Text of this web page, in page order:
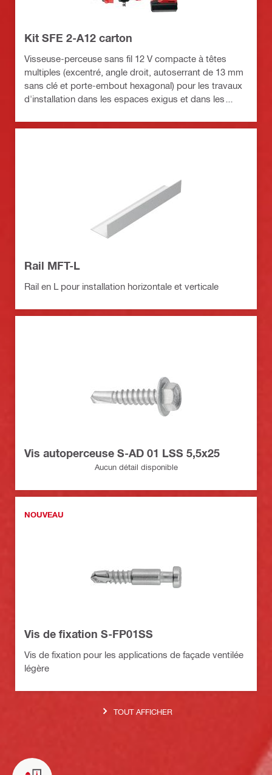
Kit SFE 2-A12 carton
Visseuse-perceuse sans fil 12 V compacte à têtes
multiples (excentré, angle droit, autoserrant de 13 mm
sans clé et porte-embout hexagonal) pour les travaux
d'installation dans les espaces exigus et dans les
Rail MFT-L
Rail en L pour installation horizontale et verticale
Vis autoperceuse S-AD 01 LSS 5,5x25
Aucun détail disponible
NOUVEAU
Vis de fixation S-FP01SS
Vis de fixation pour les applications de façade ventilée
légère
TOUT AFFICHER